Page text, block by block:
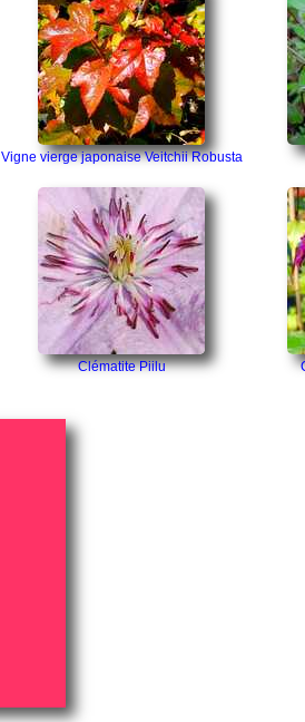
Vigne vierge japonaise Veitchii Robusta
Clématite Piilu